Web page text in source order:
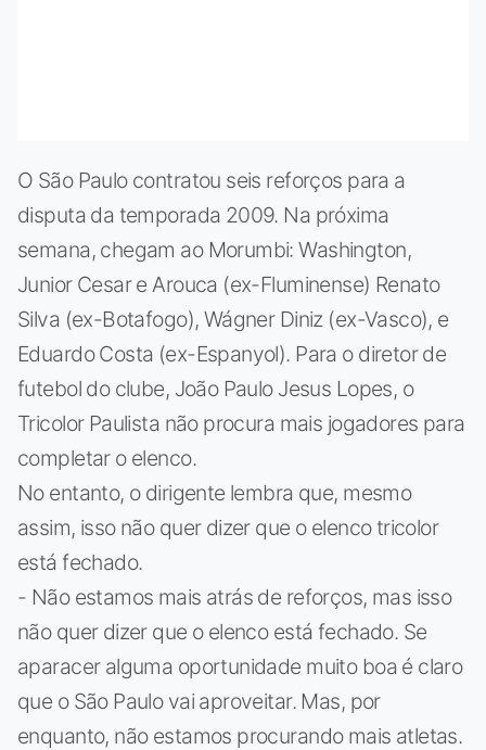
O São Paulo contratou seis reforços para a
disputa da temporada 2009. Na próxima
semana, chegam ao Morumbi: Washington,
Junior Cesar e Arouca (ex-Fluminense) Renato
Silva (ex-Botafogo), Wágner Diniz (ex-Vasco), e
Eduardo Costa (ex-Espanyol). Para o diretor de
futebol do clube, João Paulo Jesus Lopes, o
Tricolor Paulista não procura mais jogadores para
completar o elenco.
No entanto, o dirigente lembra que, mesmo
assim, isso não quer dizer que o elenco tricolor
está fechado.
- Não estamos mais atrás de reforços, mas isso
não quer dizer que o elenco está fechado. Se
aparacer alguma oportunidade muito boa é claro
que o São Paulo vai aproveitar. Mas, por
enquanto, não estamos procurando mais atletas.